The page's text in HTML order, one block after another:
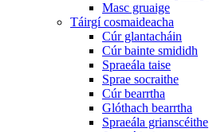
Masc gruaige
Táirgí cosmaideacha
Cúr glantacháin
Cúr bainte smididh
Spraeála taise
Sprae socraithe
Cúr bearrtha
Glóthach bearrtha
Spraeála grianscéithe